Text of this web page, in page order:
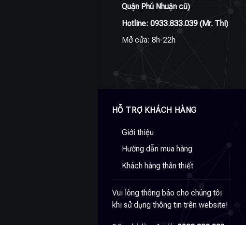
Quận Phú Nhuận cũ)
Hotline:0933.833.039 (Mr. Thi)
Mở cửa: 8h-22h
HỖ TRỢ KHÁCH HÀNG
Giới thiệu
Hướng dẫn mua hàng
Khách hàng thân thiết
Vui lòng thông báo cho chúng tôi
khi sử dụng thông tin trên website!